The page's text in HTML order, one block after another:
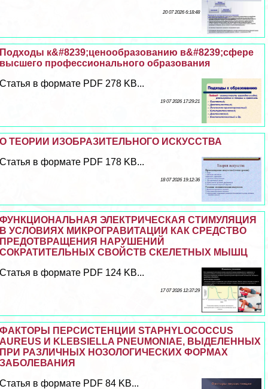
20 07 2026 6:18:48
Подходы к&#8239;ценообразованию в&#8239;сфере
высшего профессионального образования
Статья в формате PDF 278 KB...
19 07 2026 17:29:21
О ТЕОРИИ ИЗОБРАЗИТЕЛЬНОГО ИСКУССТВА
Статья в формате PDF 178 KB...
18 07 2026 19:12:36
ФУНКЦИОНАЛЬНАЯ ЭЛЕКТРИЧЕСКАЯ СТИМУЛЯЦИЯ
В УСЛОВИЯХ МИКРОГРАВИТАЦИИ КАК СРЕДСТВО
ПРЕДОТВРАЩЕНИЯ НАРУШЕНИЙ
СОКРАТИТЕЛЬНЫХ СВОЙСТВ СКЕЛЕТНЫХ МЫШЦ
Статья в формате PDF 124 KB...
17 07 2026 12:37:29
ФАКТОРЫ ПЕРСИСТЕНЦИИ STAPHYLOCOCCUS
AUREUS И KLEBSIELLA PNEUMONIAE, ВЫДЕЛЕННЫХ
ПРИ РАЗЛИЧНЫХ НОЗОЛОГИЧЕСКИХ ФОРМАХ
ЗАБОЛЕВАНИЯ
Статья в формате PDF 84 KB...